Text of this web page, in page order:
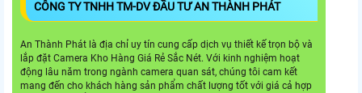
CÔNG TY TNHH TM-DV ĐẦU TƯ AN THÀNH PHÁT
An Thành Phát là địa chỉ uy tín cung cấp dịch vụ thiết kế trọn bộ và
lắp đặt Camera Kho Hàng Giá Rẻ Sắc Nét. Với kinh nghiệm hoạt
động lâu năm trong ngành camera quan sát, chúng tôi cam kết
mang đến cho khách hàng sản phẩm chất lượng tốt với giá cả hợp